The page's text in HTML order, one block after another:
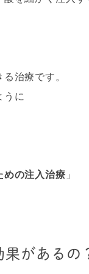
治療です。
うに
めの注入治療 」
果があるの